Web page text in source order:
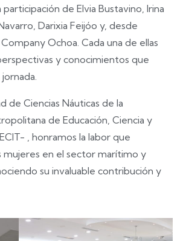
de Elvia Bustavino, Irina
Darixia Feijóo y, desde
Ochoa. Cada una de ellas
y conocimientos que
de Ciencias Náuticas de la
de Educación, Ciencia y
, honramos la labor que
mujeres en el sector marítimo y
su invaluable contribución y